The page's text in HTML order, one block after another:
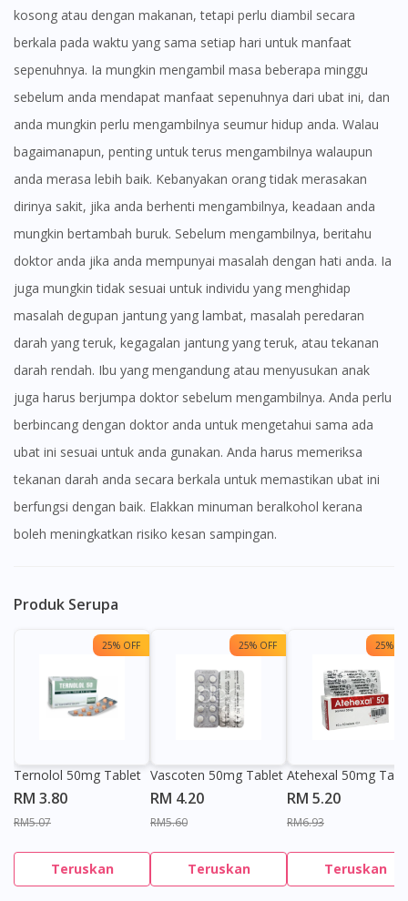
kosong atau dengan makanan, tetapi perlu diambil secara
berkala pada waktu yang sama setiap hari untuk manfaat
sepenuhnya. Ia mungkin mengambil masa beberapa minggu
sebelum anda mendapat manfaat sepenuhnya dari ubat ini, dan
anda mungkin perlu mengambilnya seumur hidup anda. Walau
bagaimanapun, penting untuk terus mengambilnya walaupun
anda merasa lebih baik. Kebanyakan orang tidak merasakan
dirinya sakit, jika anda berhenti mengambilnya, keadaan anda
mungkin bertambah buruk. Sebelum mengambilnya, beritahu
doktor anda jika anda mempunyai masalah dengan hati anda. Ia
juga mungkin tidak sesuai untuk individu yang menghidap
masalah degupan jantung yang lambat, masalah peredaran
darah yang teruk, kegagalan jantung yang teruk, atau tekanan
darah rendah. Ibu yang mengandung atau menyusukan anak
juga harus berjumpa doktor sebelum mengambilnya. Anda perlu
berbincang dengan doktor anda untuk mengetahui sama ada
ubat ini sesuai untuk anda gunakan. Anda harus memeriksa
tekanan darah anda secara berkala untuk memastikan ubat ini
berfungsi dengan baik. Elakkan minuman beralkohol kerana
boleh meningkatkan risiko kesan sampingan.
Produk Serupa
25% OFF
Ternolol 50mg Tablet
RM 3.80
RM5.07
Teruskan
25% OFF
Vascoten 50mg Tablet
RM 4.20
RM5.60
Teruskan
25%
Atehexal 50mg
RM 5.20
RM6.93
Teruskan